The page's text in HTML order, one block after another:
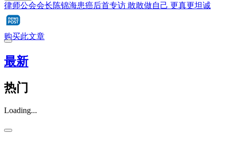
律师公会会长陈锦海患癌后首专访 敢敢做自己 更真更坦诚
购买此文章
最新
热门
Loading...